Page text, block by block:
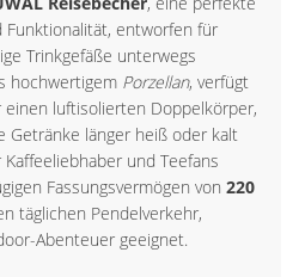
Funktionalität, entworfen für
Trinkgefäße unterwegs
hochwertigem Porzellan, verfügt
luftisolierten Doppelkörper,
Getränke länger heiß oder kalt
und Teefans
Fassungsvermögen von 220
täglichen Pendelverkehr,
Abenteuer geeignet.